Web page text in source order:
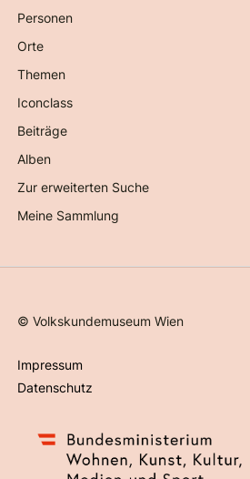
Personen
Orte
Themen
Iconclass
Beiträge
Alben
Zur erweiterten Suche
Meine Sammlung
©Volkskundemuseum Wien
Impressum
Datenschutz